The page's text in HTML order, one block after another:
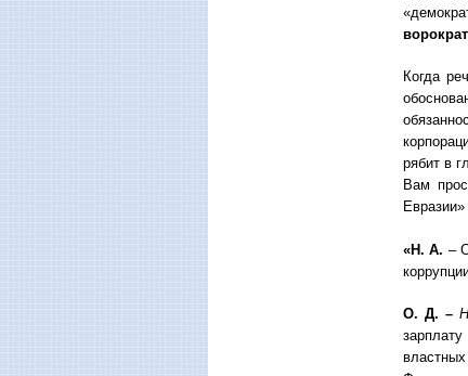
Когда
рябит в
Вам
«Н. А. –
О. Д. –